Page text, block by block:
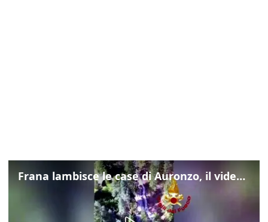
Frana lambisce le case di Auronzo, il video dall'elicottero dei vigili del fuoco